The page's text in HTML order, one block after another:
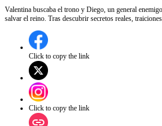
Valentina buscaba el trono y Diego, un general
salvar el reino. Tras descubrir secretos reales,
Click to copy the link
Click to copy the link